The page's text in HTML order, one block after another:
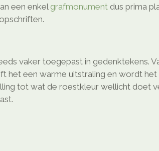
een enkel grafmonument dus prima
vaker toegepast in gedenktekens.
het een warme uitstraling en wordt
tot wat de roestkleur wellicht doet